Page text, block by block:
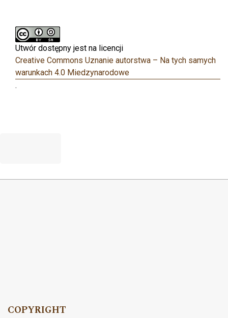
Utwór dostępny jest na licencji
Creative Commons Uznanie autorstwa – Na tych samych
warunkach 4.0 Miedzynarodowe
.
COPYRIGHT